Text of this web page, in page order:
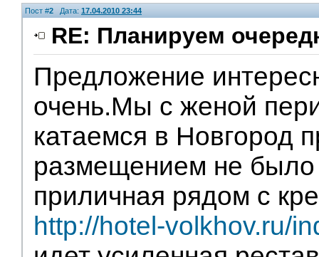
Пост #2 Дата: 17.04.2010 23:44
RE: Планируем
Предложение
очень.Мы с женой
катаемся в Новгород
размещением не было
приличная рядом с
http://hotel-volkhov.ru/
Модераторы